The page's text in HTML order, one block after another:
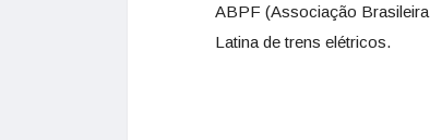
ABPF (Associação
Latina de trens elétricos.